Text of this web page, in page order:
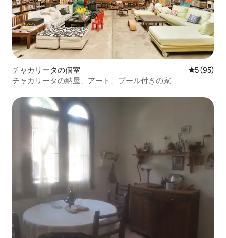
チャカリータの個室 レビュー
5 (95)
チャカリータの納屋、アート、プール付きの家